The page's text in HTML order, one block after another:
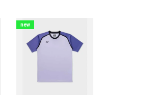
new